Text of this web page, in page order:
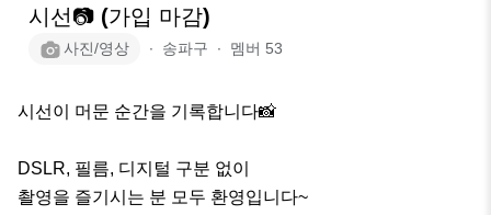
시선📷 (가입 마감)
사진/영상 ∙ 송파구 ∙ 멤버 53
시선이 머문 순간을 기록합니다📸
DSLR, 필름, 디지털 구분 없이
촬영을 즐기시는 분 모두 환영입니다~